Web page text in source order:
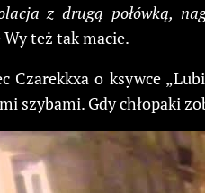
z drugą połówką,
też tak macie.
Czarekkxa o ksywce
szybami. Gdy chłopaki